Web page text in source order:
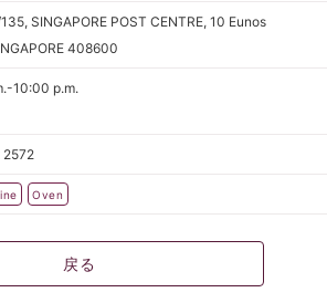
SINGAPORE POST CENTRE, 10 Eunos
408600
10:00 p.m.
2572
Oven
戻る